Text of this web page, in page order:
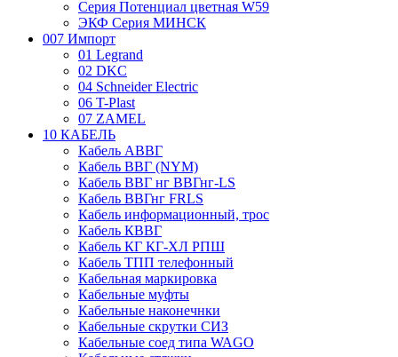
Серия Потенциал цветная W59
ЭКФ Серия МИНСК
007 Импорт
01 Legrand
02 DKC
04 Schneider Electric
06 T-Plast
07 ZAMEL
10 КАБЕЛЬ
Кабель АВВГ
Кабель ВВГ (NYM)
Кабель ВВГ нг ВВГнг-LS
Кабель ВВГнг FRLS
Кабель информационный, трос
Кабель КВВГ
Кабель КГ КГ-ХЛ РПШ
Кабель ТПП телефонный
Кабельная маркировка
Кабельные муфты
Кабельные наконечнки
Кабельные скрутки СИЗ
Кабельные соед типа WAGO